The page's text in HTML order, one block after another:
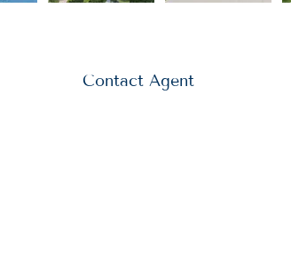
Contact Agent